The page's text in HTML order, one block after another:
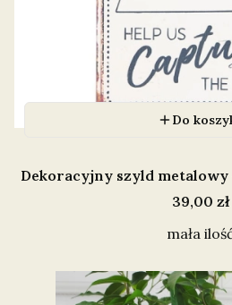
Do
Dekoracyjny szyld
Cena
39,00 zł
mała